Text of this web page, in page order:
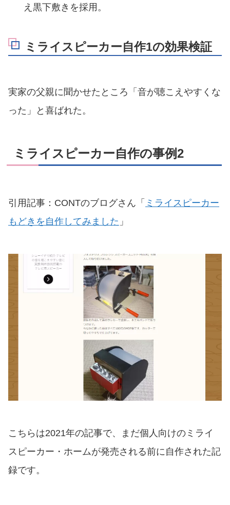
え黒下敷きを採用。
ミライスピーカー自作1の効果検証
実家の父親に聞かせたところ「音が聴こえやすくな
った」と喜ばれた。
ミライスピーカー自作の事例2
引用記事：CONTのブログさん「 ミライスピーカー
もどきを自作してみました 」
こちらは2021年の記事で、まだ個人向けのミライ
スピーカー・ホームが発売される前に自作された記
録です。